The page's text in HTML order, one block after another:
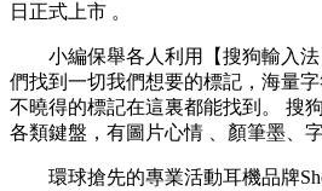
日正式上市 。
小編保舉各人利用【搜狗輸入法】
們找到一切我們想要的標記，海量
不曉得的標記在這裏都能找到 。
各類鍵盤 ，有圖片心情 、顏筆墨
環球搶先的專業活動耳機品牌Shokz